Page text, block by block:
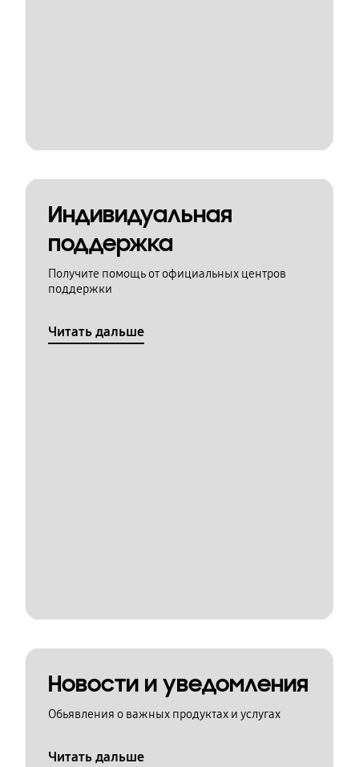
Индивидуальная
поддержка
Получите помощь от официальных центров
поддержки
Читать дальше
Новости и уведомления
Обьявления о важных продуктах и услугах
Читать дальше